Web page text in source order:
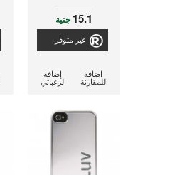
15.1 جنية
غير متوفر
إضافة
لرغباتي
اضافة
للمقارنة